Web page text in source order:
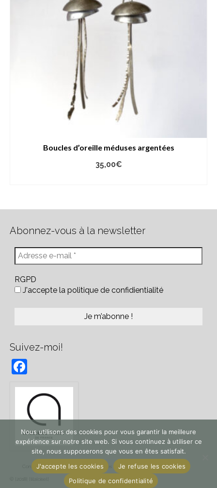
Boucles d’oreille méduses argentées
35,00€
Abonnez-vous à la newsletter
RGPD
J'accepte la politique de confidientialité
Suivez-moi!
Contact Plan du site Mentions légales Politique de confidentialité
© [2018] [lilaloisel]
Nous utilisons des cookies pour vous garantir la meilleure
expérience sur notre site web. Si vous continuez à utiliser ce
site, nous supposerons que vous en êtes satisfait.
J'accepte les cookies
Je refuse les cookies
Politique de confidentialité